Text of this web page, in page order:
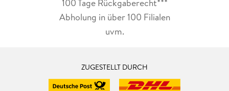
100 Tage Rückgaberecht***
Abholung in über 100 Filialen
uvm.
ZUGESTELLT DURCH